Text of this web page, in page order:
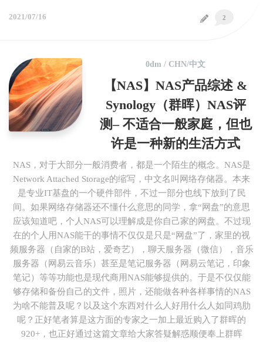
2
2021/07/16
0dm / CHN/中文
【NAS】NAS产品综述 &
Synology（群晖）NAS评
测– 不适合一般家庭，但也
许是一种新的生活方式
NAS，对于大部分一般消费者，都是一个陌生的概念。NAS是
Network Attached Storage的缩写，中文名叫网络存储器。本来
是专业IT基盘的一个硬件部件，不过一部分也线下放到了民
间。如果网络存储器还不懂什么意思的同学，拿“网盘”的意思
应该知道吧，个人NAS可以理解成是你自己家的网盘。不过现
在的个人用NAS能干的事情不仅仅是只是“网盘”了，家里的视
频服务器（自家的B站，爱奇艺），聊天服务器（微信），音乐
服务器（网易云音乐）甚至是笔记服务器（网易云笔记，印象
笔记）等等功能也是现代商用NAS能够提供的。于是不仅仅能
够存储和备份自己的文件，照片，还能做各种各样事情的NAS
为啥不能普及呢？以及这个东西对什么人好用什么人如同鸡肋
呢？正好笔者算是这方面的专家之一加上最近购入了群晖的
920+，也正好通过这篇文章给大家答疑解惑顺便奉上群晖